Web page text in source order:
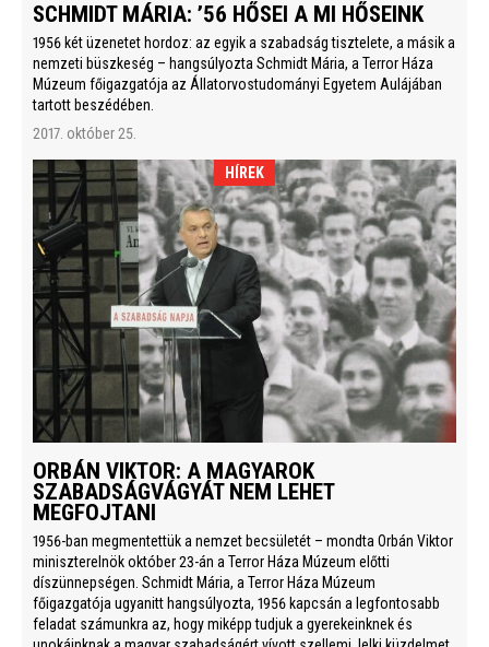
SCHMIDT MÁRIA: ’56 HŐSEI A MI HŐSEINK
1956 két üzenetet hordoz: az egyik a szabadság tisztelete, a másik a
nemzeti büszkeség – hangsúlyozta Schmidt Mária, a Terror Háza
Múzeum főigazgatója az Állatorvostudományi Egyetem Aulájában
tartott beszédében.
2017. október 25.
HÍREK
ORBÁN VIKTOR: A MAGYAROK
SZABADSÁGVÁGYÁT NEM LEHET
MEGFOJTANI
1956-ban megmentettük a nemzet becsületét – mondta Orbán Viktor
miniszterelnök október 23-án a Terror Háza Múzeum előtti
díszünnepségen. Schmidt Mária, a Terror Háza Múzeum
főigazgatója ugyanitt hangsúlyozta, 1956 kapcsán a legfontosabb
feladat számunkra az, hogy miképp tudjuk a gyerekeinknek és